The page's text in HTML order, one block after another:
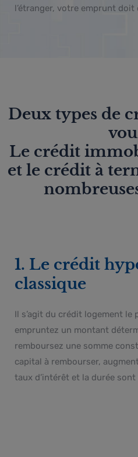
l’étranger, votre emprunt doit
Deux types de
Le crédit
et le crédit à
1. Le crédit
classique
Il s’agit du crédit logement le
empruntez un montant
remboursez une somme
capital à rembourser,
taux d’intérêt et la durée sont